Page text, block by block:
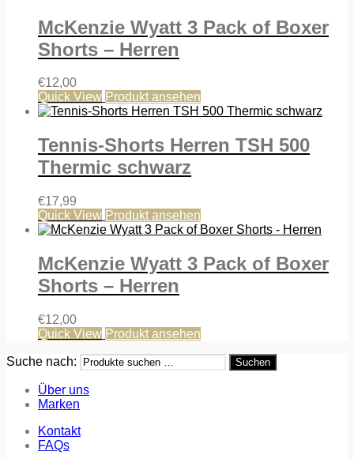
McKenzie Wyatt 3 Pack of Boxer
Shorts – Herren
€12,00
Quick View Produkt ansehen
Tennis-Shorts Herren TSH 500
Thermic schwarz
€17,99
Quick View Produkt ansehen
McKenzie Wyatt 3 Pack of Boxer
Shorts – Herren
€12,00
Quick View Produkt ansehen
Suche nach: Suchen
Über uns
Marken
Kontakt
FAQs